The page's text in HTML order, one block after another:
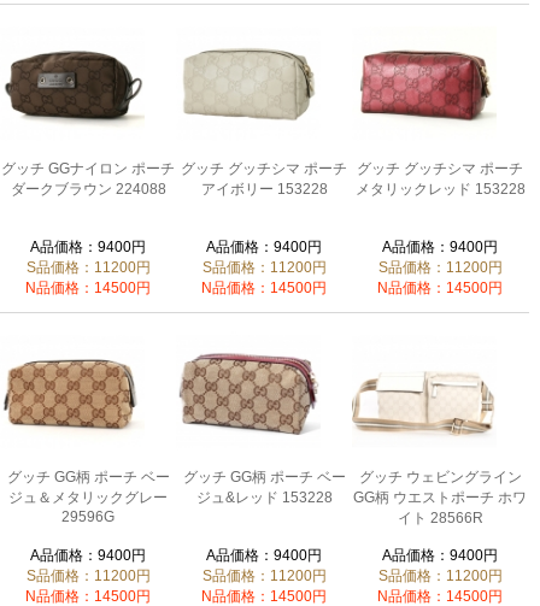
グッチ GGナイロン ポーチ
ダークブラウン 224088
A品価格：9400円
S品価格：11200円
N品価格：14500円
グッチ グッチシマ ポーチ
アイボリー 153228
A品価格：9400円
S品価格：11200円
N品価格：14500円
グッチ グッチシマ ポーチ
メタリックレッド 153228
A品価格：9400円
S品価格：11200円
N品価格：14500円
グッチ GG柄 ポーチ ベー
ジュ＆メタリックグレー
29596G
A品価格：9400円
S品価格：11200円
N品価格：14500円
グッチ GG柄 ポーチ ベー
ジュ&レッド 153228
A品価格：9400円
S品価格：11200円
N品価格：14500円
グッチ ウェビングライン
GG柄 ウエストポーチ ホワ
イト 28566R
A品価格：9400円
S品価格：11200円
N品価格：14500円